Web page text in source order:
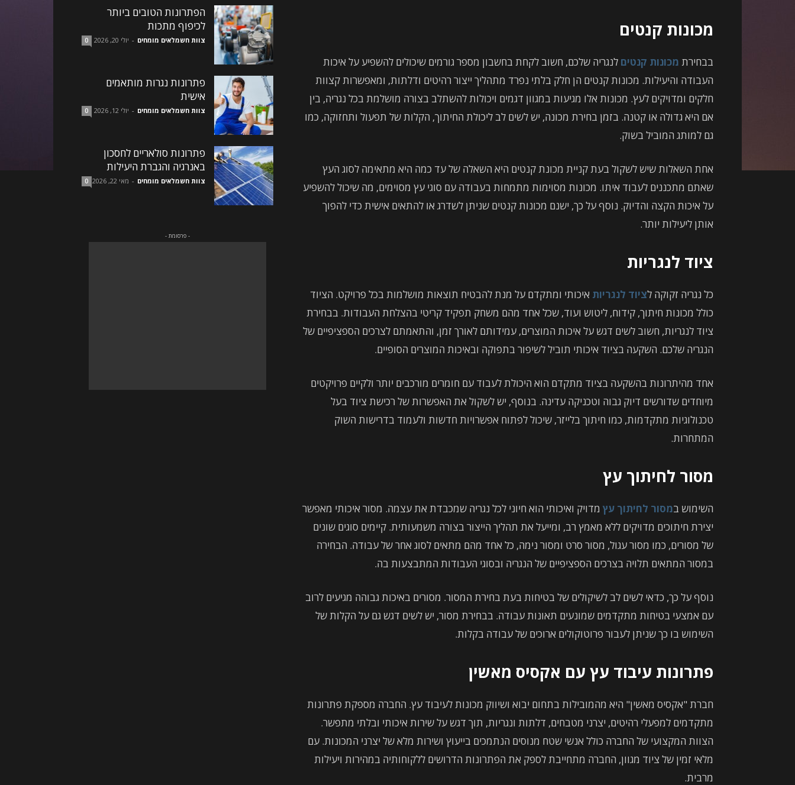
מכונות קנטים
בבחירת מכונות קנטים לנגריה שלכם, חשוב לקחת בחשבון מספר גורמים שיכולים להשפיע על איכות
העבודה והיעילות. מכונות קנטים הן חלק בלתי נפרד מתהליך ייצור רהיטים ודלתות, ומאפשרות קצוות
חלקים ומדויקים לעץ. מכונות אלו מגיעות במגוון דגמים ויכולות להשתלב בצורה מושלמת בכל נגריה, בין
אם היא גדולה או קטנה. בזמן בחירת מכונה, יש לשים לב ליכולת החיתוך, הקלות של תפעול ותחזוקה, כמו
גם למותג המוביל בשוק.
אחת השאלות שיש לשקול בעת קניית מכונת קנטים היא השאלה של עד כמה היא מתאימה לסוג העץ
שאתם מתכננים לעבוד איתו. מכונות מסוימות מתמחות בעבודה עם סוגי עץ מסוימים, מה שיכול להשפיע
על איכות הקצה והדיוק. נוסף על כך, ישנם מכונות קנטים שניתן לשדרג או להתאים אישית כדי להפוך
אותן ליעילות יותר.
ציוד לנגריות
כל נגריה זקוקה לציוד לנגריות איכותי ומתקדם על מנת להבטיח תוצאות מושלמות בכל פרויקט. הציוד
כולל מכונות חיתוך, קידוח, ליטוש ועוד, שכל אחד מהם משחק תפקיד קריטי בהצלחת העבודות. בבחירת
ציוד לנגריות, חשוב לשים דגש על איכות המוצרים, עמידותם לאורך זמן, והתאמתם לצרכים הספציפיים של
הנגריה שלכם. השקעה בציוד איכותי תוביל לשיפור בתפוקה ובאיכות המוצרים הסופיים.
אחד מהיתרונות בהשקעה בציוד מתקדם הוא היכולת לעבוד עם חומרים מורכבים יותר ולקיים פרויקטים
מיוחדים שדורשים דיוק גבוה וטכניקה עדינה. בנוסף, יש לשקול את האפשרות של רכישת ציוד בעל
טכנולוגיות מתקדמות, כמו חיתוך בלייזר, שיכול לפתוח אפשרויות חדשות ולעמוד בדרישות השוק
המתחרות.
מסור לחיתוך עץ
השימוש במסור לחיתוך עץ מדויק ואיכותי הוא חיוני לכל נגריה שמכבדת את עצמה. מסור איכותי מאפשר
יצירת חיתוכים מדויקים ללא מאמץ רב, ומייעל את תהליך הייצור בצורה משמעותית. קיימים סוגים שונים
של מסורים, כמו מסור עגול, מסור סרט ומסור נימה, כל אחד מהם מתאים לסוג אחר של עבודה. הבחירה
במסור המתאים תלויה בצרכים הספציפיים של הנגריה ובסוגי העבודות המתבצעות בה.
נוסף על כך, כדאי לשים לב לשיקולים של בטיחות בעת בחירת המסור. מסורים באיכות גבוהה מגיעים לרוב
עם אמצעי בטיחות מתקדמים שמונעים תאונות עבודה. בבחירת מסור, יש לשים דגש גם על הקלות של
השימוש בו כך שניתן לעבור פרוטוקולים ארוכים של עבודה בקלות.
פתרונות עיבוד עץ עם אקסיס מאשין
חברת "אקסיס מאשין" היא מהמובילות בתחום יבוא ושיווק מכונות לעיבוד עץ. החברה מספקת פתרונות
מתקדמים למפעלי רהיטים, יצרני מטבחים, דלתות ונגריות, תוך דגש על שירות איכותי ובלתי מתפשר.
הצוות המקצועי של החברה כולל אנשי שטח מנוסים הנתמכים בייעוץ ושירות מלא של יצרני המכונות. עם
מלאי זמין של ציוד מגוון, החברה מתחייבת לספק את הפתרונות הדרושים ללקוחותיה במהירות ויעילות
מרבית.
הפתרונות הטובים ביותר
לכיפוף מתכות
צוות חשמלאים מומחים - יולי 20, 2026 0
פתרונות נגרות מותאמים
אישית
צוות חשמלאים מומחים - יולי 12, 2026 0
פתרונות סולאריים לחסכון
באנרגיה והגברת היעילות
צוות חשמלאים מומחים - מאי 22, 2026 0
- פרסומת -